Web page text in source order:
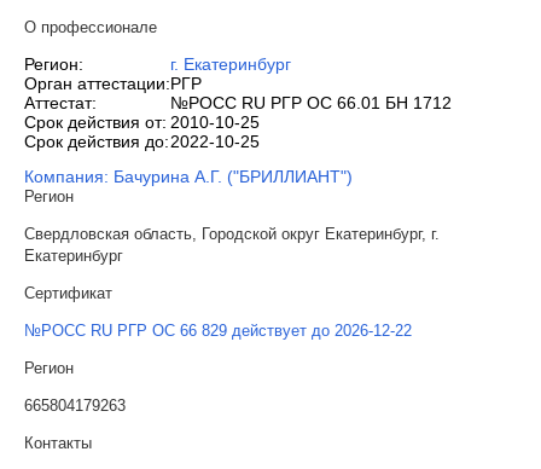
О профессионале
Регион:
г. Екатеринбург
Орган аттестации:РГР
Аттестат:
№РОСС RU РГР ОС 66.01 БН 1712
Срок действия от: 2010-10-25
Срок действия до:2022-10-25
Компания: Бачурина А.Г. ("БРИЛЛИАНТ")
Регион
Свердловская область, Городской округ Екатеринбург, г.
Екатеринбург
Сертификат
№РОСС RU РГР ОС 66 829 действует до 2026-12-22
Регион
665804179263
Контакты